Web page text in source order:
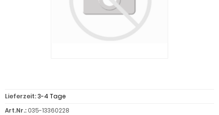
Lieferzeit:3-4 Tage
Art.Nr.: 035-13360228